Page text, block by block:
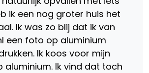
ik een nog groter huis het
Ik was zo blij dat ik van
een foto op aluminium
Ik koos voor mijn
aluminium. Ik vind dat toch